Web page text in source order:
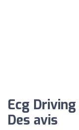
Ecg
Des avis